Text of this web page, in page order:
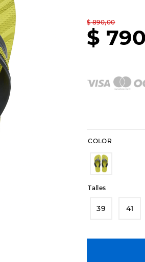
$ 890,00
$ 790
COLOR
Talles
39 41